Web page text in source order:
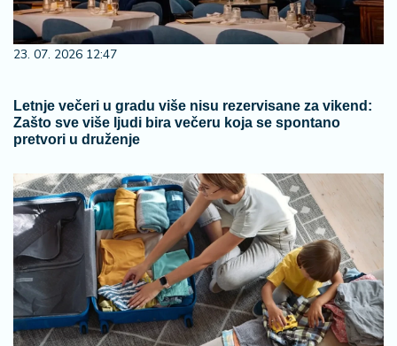
23. 07. 2026 12:47
Letnje večeri u gradu više nisu rezervisane za vikend:
Zašto sve više ljudi bira večeru koja se spontano
pretvori u druženje